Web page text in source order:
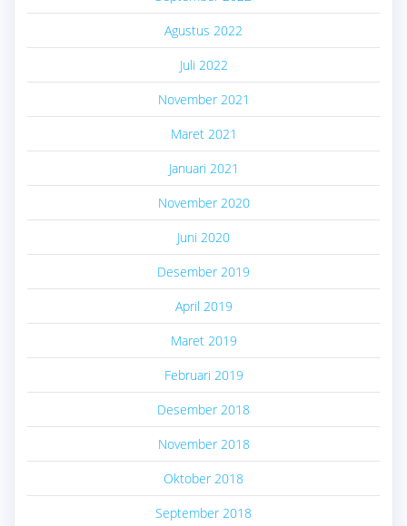
Agustus 2022
Juli 2022
November 2021
Maret 2021
Januari 2021
November 2020
Juni 2020
Desember 2019
April 2019
Maret 2019
Februari 2019
Desember 2018
November 2018
Oktober 2018
September 2018